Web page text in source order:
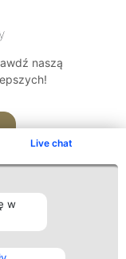
Live chat
w
naszą
Kontakt